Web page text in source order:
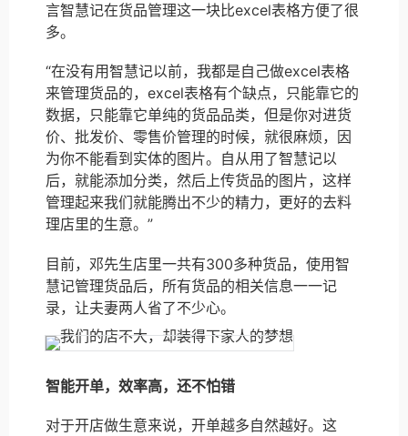
言智慧记在货品管理这一块比excel表格方便了很
多。
“在没有用智慧记以前，我都是自己做excel表格
来管理货品的，excel表格有个缺点，只能靠它的
数据，只能靠它单纯的货品品类，但是你对进货
价、批发价、零售价管理的时候，就很麻烦，因
为你不能看到实体的图片。自从用了智慧记以
后，就能添加分类，然后上传货品的图片，这样
管理起来我们就能腾出不少的精力，更好的去料
理店里的生意。”
目前，邓先生店里一共有300多种货品，使用智
慧记管理货品后，所有货品的相关信息一一记
录，让夫妻两人省了不少心。
智能开单，效率高，还不怕错
对于开店做生意来说，开单越多自然越好。这